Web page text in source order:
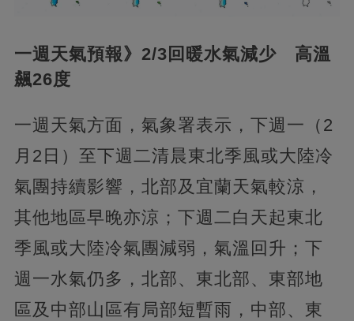
一週天氣預報》2/3回暖水氣減少 高溫
飆26度
一週天氣方面，氣象署表示，下週一（2
月2日）至下週二清晨東北季風或大陸冷
氣團持續影響，北部及宜蘭天氣較涼，
其他地區早晚亦涼；下週二白天起東北
季風或大陸冷氣團減弱，氣溫回升；下
週一水氣仍多，北部、東北部、東部地
區及中部山區有局部短暫雨，中部、東